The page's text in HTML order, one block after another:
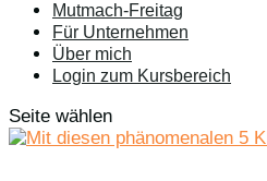
Mutmach-Freitag
Für Unternehmen
Über mich
Login zum Kursbereich
Seite wählen